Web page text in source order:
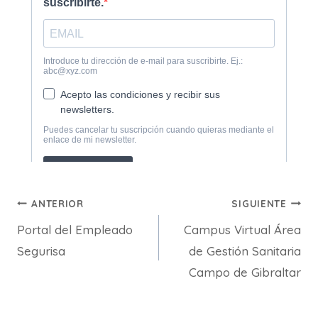
Navegación
de
ANTERIOR
Portal del Empleado
Segurisa
SIGUIENTE
Campus Virtual Área
de Gestión Sanitaria
Campo de Gibraltar